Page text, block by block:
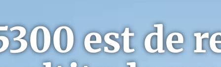
est de